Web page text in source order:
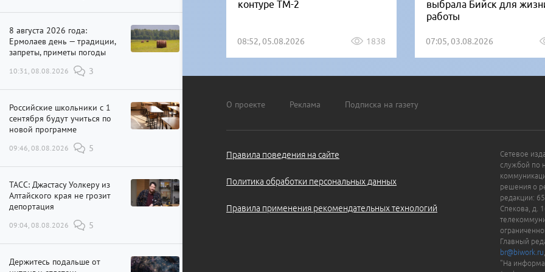
8 августа 2026 года:
Ермолаев день — традиции,
запреты, приметы погоды
10:31, 08.08.2026 3
Российские школьники с 1
сентября будут учиться по
новой программе
09:46, 08.08.2026 5
ТАСС: Джастасу Уолкеру из
Алтайского края не грозит
депортация
09:04, 08.08.2026 5
Держитесь подальше от
контуре ТМ-2
08:52, 05.08.2026 1838
выбрала Бийск для
работы
07:05, 03.08.2026
О проекте Реклама Подписка на газету
Правила поведения на сайте
Политика обработки персональных данных
Правила применения рекомендательных технологий
Сетевое
службой по
решения о
редакции:
Спекова, д.
Главный
br@biwork.ru
"На